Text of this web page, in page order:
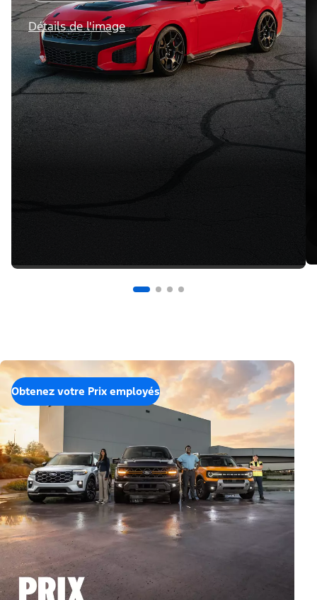
Détails de l'image
Obtenez votre Prix employés